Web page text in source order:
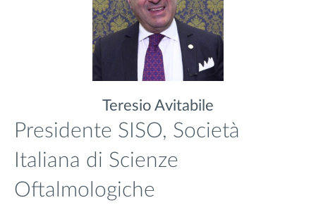
Teresio Avitabile
Presidente SISO, Società
Italiana di Scienze
Oftalmologiche